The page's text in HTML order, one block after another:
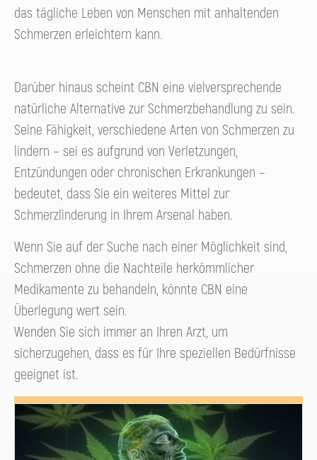
das tägliche Leben von Menschen mit anhaltenden
Schmerzen erleichtern kann.
Darüber hinaus scheint CBN eine vielversprechende
natürliche Alternative zur Schmerzbehandlung zu sein.
Seine Fähigkeit, verschiedene Arten von Schmerzen zu
lindern – sei es aufgrund von Verletzungen,
Entzündungen oder chronischen Erkrankungen –
bedeutet, dass Sie ein weiteres Mittel zur
Schmerzlinderung in Ihrem Arsenal haben.
Wenn Sie auf der Suche nach einer Möglichkeit sind,
Schmerzen ohne die Nachteile herkömmlicher
Medikamente zu behandeln, könnte CBN eine
Überlegung wert sein.
Wenden Sie sich immer an Ihren Arzt, um
sicherzugehen, dass es für Ihre speziellen Bedürfnisse
geeignet ist.